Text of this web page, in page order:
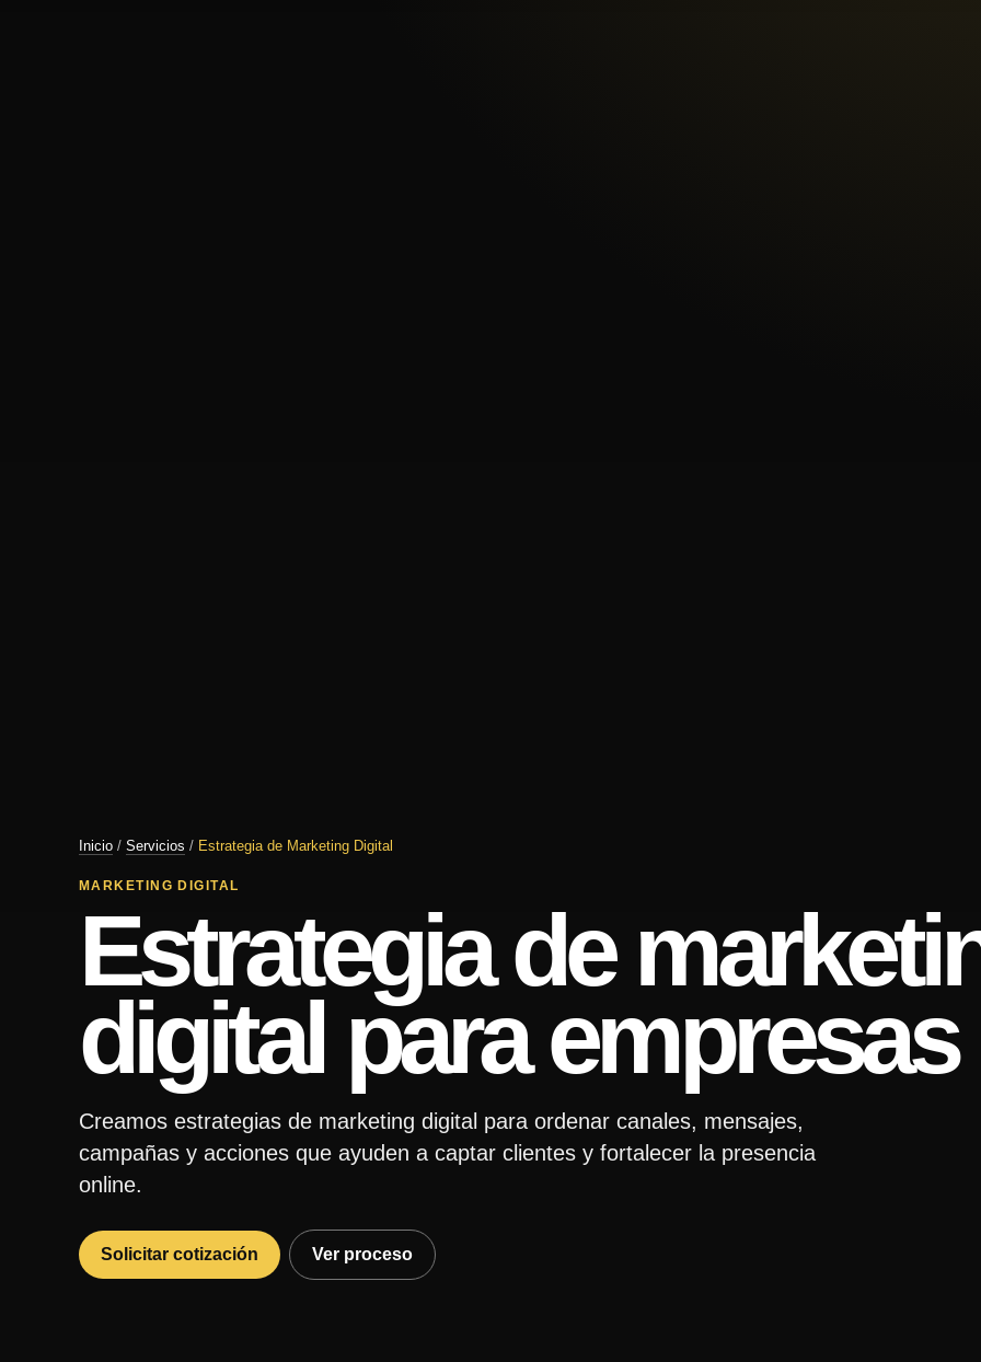
Inicio / Servicios / Estrategia de Marketing Digital
MARKETING DIGITAL
Estrategia de
digital para empresas
Creamos estrategias de marketing digital para ordenar canales, mensajes,
campañas y acciones que ayuden a captar clientes y fortalecer la presencia
online.
Solicitar cotización Ver proceso